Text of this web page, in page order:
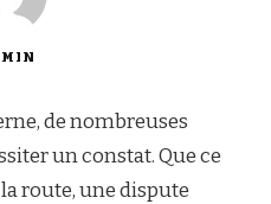
de nombreuses
un constat. Que ce
route, une dispute